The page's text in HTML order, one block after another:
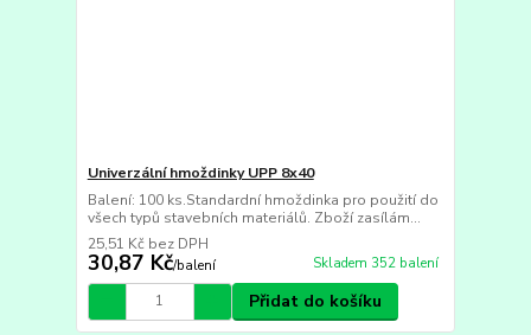
Univerzální hmoždinky UPP 8x40
Balení: 100 ks.Standardní hmoždinka pro použití do
všech typů stavebních materiálů. Zboží zasílám...
30,87 Kč/balení
25,51 Kč bez DPH
Skladem 352 balení
Přidat do košíku